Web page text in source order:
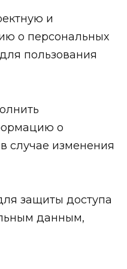
и
о персональных
пользования
о
случае изменения
защиты доступа
данным,